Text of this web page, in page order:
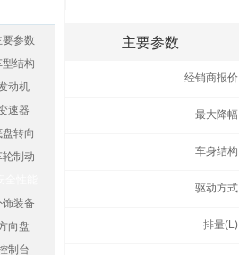
主要参数
经销商报价
最大降幅
车身结构
驱动方式
排量(L)
要参数
型结构
动机
速器
盘转向
轮制动
饰装备
向盘
制台